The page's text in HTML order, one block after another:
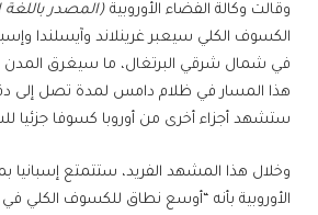
وقالت وكالة الفضاء الأوروبية (المصدر باللغة
الكسوف الكلي سيعبر غرينلاند وآيسلندا
في شمال شرقي البرتغال، ما سيغرق المدن
هذا المسار في ظلام دامس لمدة تصل إلى
ستشهد أجزاء أخرى من أوروبا كسوفا
وخلال هذا المشهد الفريد، ستتمتع إسبانيا
الأوروبية بأنه “أوسع نطاق للكسوف الكلي